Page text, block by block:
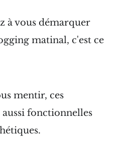
à vous démarquer
matinal, c'est ce
mentir, ces
aussi fonctionnelles